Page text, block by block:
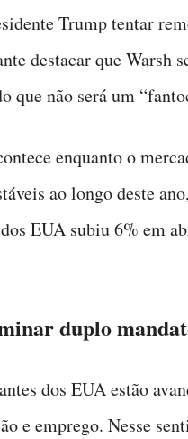
Trump tentar
destacar que Warsh
que não será um
enquanto o
ao longo deste
EUA subiu 6% em
duplo
dos EUA estão
e emprego. Nesse